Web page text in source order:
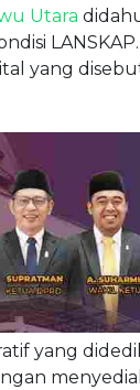
Utara
yang disebut
yang